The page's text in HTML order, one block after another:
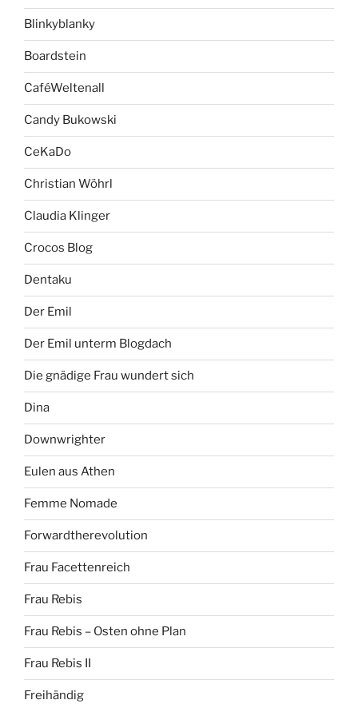
Blinkyblanky
Boardstein
CaféWeltenall
Candy Bukowski
CeKaDo
Christian Wöhrl
Claudia Klinger
Crocos Blog
Dentaku
Der Emil
Der Emil unterm Blogdach
Die gnädige Frau wundert sich
Dina
Downwrighter
Eulen aus Athen
Femme Nomade
Forwardtherevolution
Frau Facettenreich
Frau Rebis
Frau Rebis – Osten ohne Plan
Frau Rebis II
Freihändig